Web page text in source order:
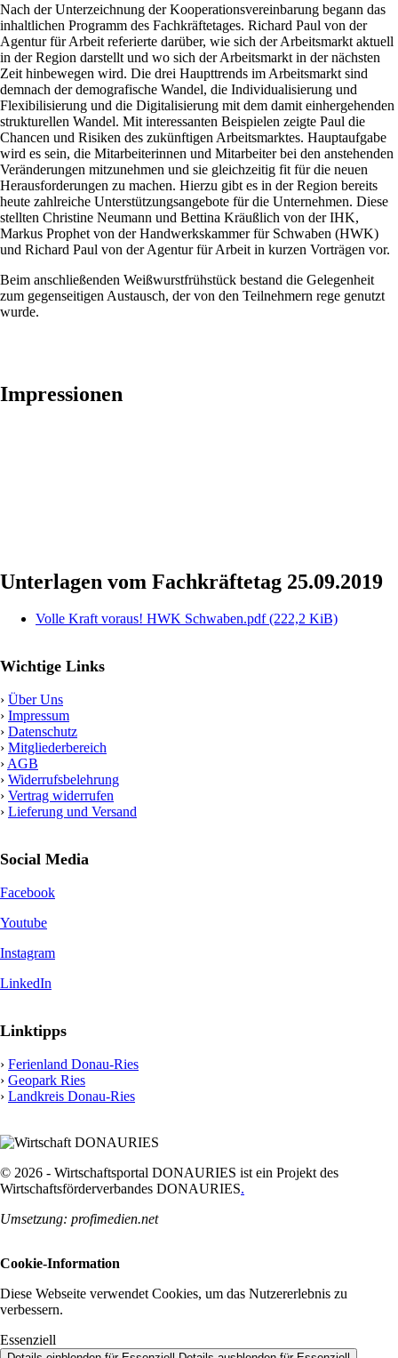
Nach der Unterzeichnung der Kooperationsvereinbarung begann das
inhaltlichen Programm des Fachkräftetages. Richard Paul von der
Agentur für Arbeit referierte darüber, wie sich der Arbeitsmarkt aktuell
in der Region darstellt und wo sich der Arbeitsmarkt in der nächsten
Zeit hinbewegen wird. Die drei Haupttrends im Arbeitsmarkt sind
demnach der demografische Wandel, die Individualisierung und
Flexibilisierung und die Digitalisierung mit dem damit einhergehenden
strukturellen Wandel. Mit interessanten Beispielen zeigte Paul die
Chancen und Risiken des zukünftigen Arbeitsmarktes. Hauptaufgabe
wird es sein, die Mitarbeiterinnen und Mitarbeiter bei den anstehenden
Veränderungen mitzunehmen und sie gleichzeitig fit für die neuen
Herausforderungen zu machen. Hierzu gibt es in der Region bereits
heute zahlreiche Unterstützungsangebote für die Unternehmen. Diese
stellten Christine Neumann und Bettina Kräußlich von der IHK,
Markus Prophet von der Handwerkskammer für Schwaben (HWK)
und Richard Paul von der Agentur für Arbeit in kurzen Vorträgen vor.
Beim anschließenden Weißwurstfrühstück bestand die Gelegenheit
zum gegenseitigen Austausch, der von den Teilnehmern rege genutzt
wurde.
Impressionen
Unterlagen vom Fachkräftetag 25.09.2019
Volle Kraft voraus! HWK Schwaben.pdf(222,2 KiB)
Wichtige Links
› Über Uns
› Impressum
› Datenschutz
› Mitgliederbereich
›AGB
› Widerrufsbelehrung
› Vertrag widerrufen
› Lieferung und Versand
Social Media
Facebook
Youtube
Instagram
LinkedIn
Linktipps
› Ferienland Donau-Ries
› Geopark Ries
› Landkreis Donau-Ries
© 2026 - Wirtschaftsportal DONAURIES ist ein Projekt des
Wirtschaftsförderverbandes DONAURIES.
Umsetzung: profimedien.net
Cookie-Information
Diese Webseite verwendet Cookies, um das Nutzererlebnis zu
verbessern.
Essenziell